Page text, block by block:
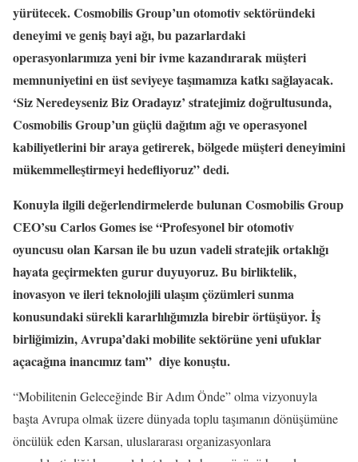
yürütecek. Cosmobilis Group’un otomotiv sektöründeki
deneyimi ve geniş bayi ağı, bu pazarlardaki
operasyonlarımıza yeni bir ivme kazandırarak müşteri
memnuniyetini en üst seviyeye taşımamıza katkı sağlayacak.
‘Siz Neredeyseniz Biz Oradayız’ stratejimiz doğrultusunda,
Cosmobilis Group’un güçlü dağıtım ağı ve operasyonel
kabiliyetlerini bir araya getirerek, bölgede müşteri deneyimini
mükemmelleştirmeyi hedefliyoruz” dedi.
Konuyla ilgili değerlendirmelerde bulunan Cosmobilis Group
CEO’su Carlos Gomes ise “Profesyonel bir otomotiv
oyuncusu olan Karsan ile bu uzun vadeli stratejik ortaklığı
hayata geçirmekten gurur duyuyoruz. Bu birliktelik,
inovasyon ve ileri teknolojili ulaşım çözümleri sunma
konusundaki sürekli kararlılığımızla birebir örtüşüyor. İş
birliğimizin, Avrupa’daki mobilite sektörüne yeni ufuklar
açacağına inancımız tam” diye konuştu.
“Mobilitenin Geleceğinde Bir Adım Önde” olma vizyonuyla
başta Avrupa olmak üzere dünyada toplu taşımanın dönüşümüne
öncülük eden Karsan, uluslararası organizasyonlara